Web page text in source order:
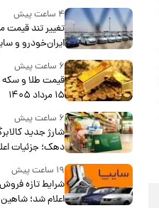
۴ ساعت پیش
تغییر تند
ایران‌خودرو و
۱۵ مرداد ۱۴۰۵ +جدول
۶ ساعت پیش
قیمت طلا و سکه
۱۵ مرداد ۱۴۰۵
۶ ساعت پیش
شارژ جدید
دهک؛ جزئیات
۱۹ ساعت پیش
شرایط تازه
اعلام شد؛